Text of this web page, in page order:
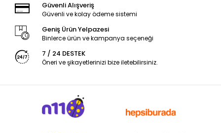
Güvenli Alışveriş
Güvenli ve kolay ödeme sistemi
Geniş Ürün Yelpazesi
Binlerce ürün ve kampanya seçeneği
7 / 24 DESTEK
Öneri ve şikayetlerinizi bize iletebilirsiniz.